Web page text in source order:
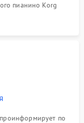
пианино Korg
по